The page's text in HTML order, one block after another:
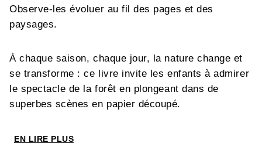
Observe-les évoluer au fil des pages et des
paysages.
À chaque saison, chaque jour, la nature change et
se transforme : ce livre invite les enfants à admirer
le spectacle de la forêt en plongeant dans de
superbes scènes en papier découpé.
EN LIRE PLUS